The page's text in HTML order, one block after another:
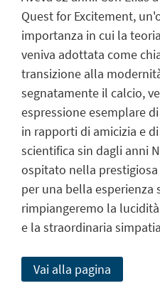
Quest for Excitement,
importanza in cui la
veniva adottata come
transizione alla
segnatamente il calcio,
espressione esemplare
in rapporti di amicizia e
scientifica sin dagli anni
ospitato nella
per una bella esperienza
rimpiangeremo la
e la straordinaria
Vai alla pagina